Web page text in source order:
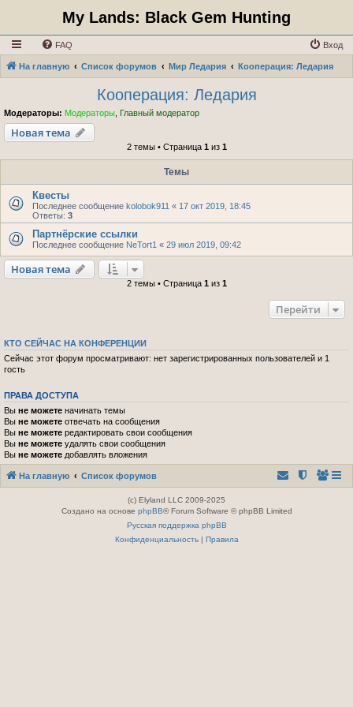
My Lands: Black Gem Hunting
FAQ Вход
На главную Список форумов Мир Ледария Кооперация: Ледария
Кооперация: Ледария
Модераторы: Модераторы Главный модератор
Новая тема
2 темы • Страница 1из 1
Темы
Квесты
Последнее сообщение kolobok911 « 17 окт 2019, 18:45
Ответы: 3
Партнёрские ссылки
Последнее сообщение NeTort1 « 29 июл 2019, 09:42
Новая тема
2 темы • Страница 1из 1
Перейти
КТО СЕЙЧАС НА КОНФЕРЕНЦИИ
Сейчас этот форум просматривают: нет зарегистрированных пользователей и 1
гость
ПРАВА ДОСТУПА
Вы не можете начинать темы
Вы не можете отвечать на сообщения
Вы не можете редактировать свои сообщения
Вы не можете удалять свои сообщения
Вы не можете добавлять вложения
На главную Список форумов
(c) Elyland LLC 2009-2025
Создано на основе phpBB® Forum Software © phpBB Limited
Русская поддержка phpBB
Конфиденциальность| Правила